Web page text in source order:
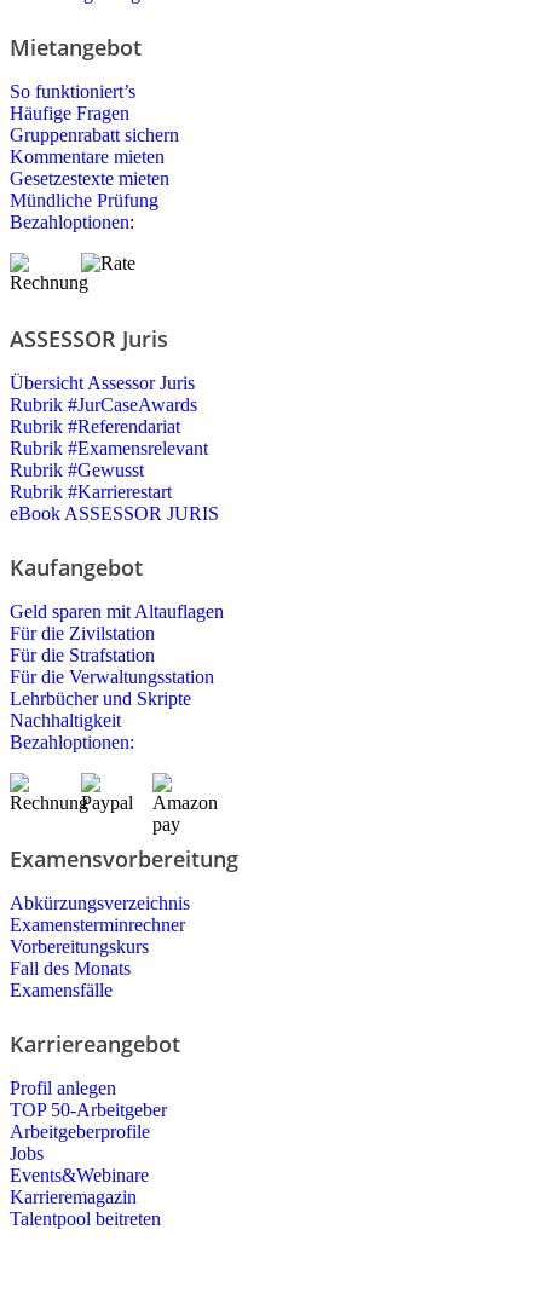
Mietangebot
So funktioniert’s
Häufige Fragen
Gruppenrabatt sichern
Kommentare mieten
Gesetzestexte mieten
Mündliche Prüfung
Bezahloptionen:
ASSESSOR Juris
Übersicht Assessor Juris
Rubrik #JurCaseAwards
Rubrik #Referendariat
Rubrik #Examensrelevant
Rubrik #Gewusst
Rubrik #Karrierestart
eBook ASSESSOR JURIS
Kaufangebot
Geld sparen mit Altauflagen
Für die Zivilstation
Für die Strafstation
Für die Verwaltungsstation
Lehrbücher und Skripte
Nachhaltigkeit
Bezahloptionen:
Examensvorbereitung
Abkürzungsverzeichnis
Examensterminrechner
Vorbereitungskurs
Fall des Monats
Examensfälle
Karriereangebot
Profil anlegen
TOP 50-Arbeitgeber
Arbeitgeberprofile
Jobs
Events&Webinare
Karrieremagazin
Talentpool beitreten